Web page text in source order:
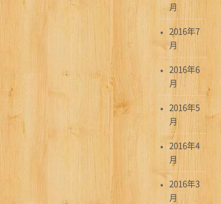
月
2016年7
月
2016年6
月
2016年5
月
2016年4
月
2016年3
月